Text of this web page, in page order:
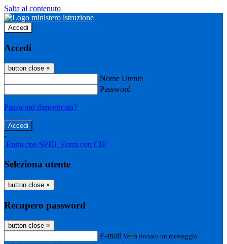
Salta al contenuto
Accedi
Accedi
button close ×
Nome Utente
Password
Password dimenticata?
-
Entra con SPID Entra con CIE
Seleziona utente
button close ×
Recupero password
button close ×
E-mail Verrà inviato un messaggio